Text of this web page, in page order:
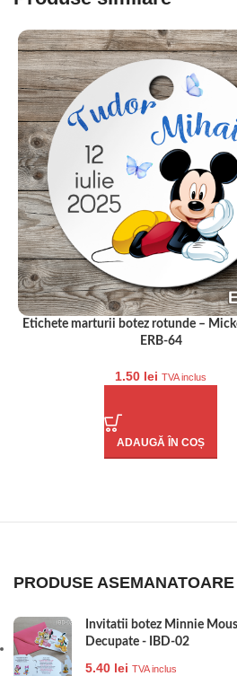
Etichete marturii botez rotunde –
ERB-64
1.50 lei TVA inclus
ADAUGĂ ÎN COȘ
PRODUSE ASEMANATOARE
Invitatii botez Minnie
Decupate - IBD-02
5.40 lei TVA inclus